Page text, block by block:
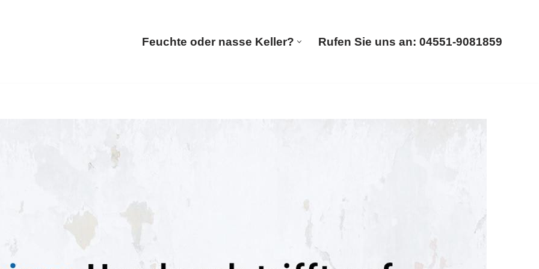
Feuchte oder nasse Keller? Rufen Sie uns an: 04551-9081859